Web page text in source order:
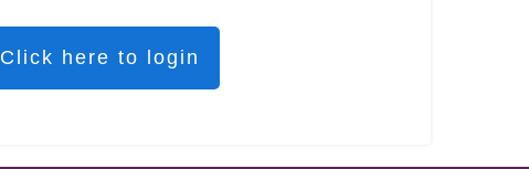
Click here to login